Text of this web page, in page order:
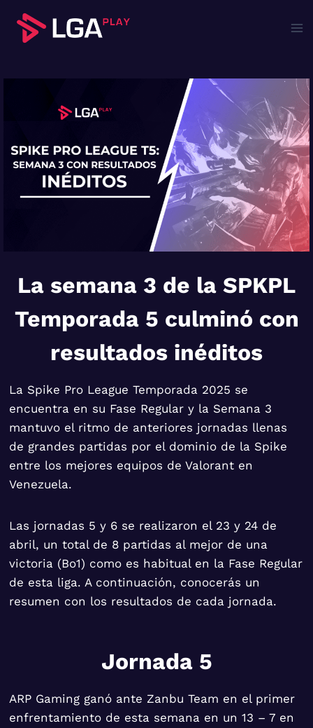
contenido
La semana 3 de la SPKPL
Temporada 5 culminó con
resultados inéditos
La Spike Pro League Temporada 2025 se
encuentra en su Fase Regular y la Semana 3
mantuvo el ritmo de anteriores jornadas llenas
de grandes partidas por el dominio de la Spike
entre los mejores equipos de Valorant en
Venezuela.
Las jornadas 5 y 6 se realizaron el 23 y 24 de
abril, un total de 8 partidas al mejor de una
victoria (Bo1) como es habitual en la Fase Regular
de esta liga. A continuación, conocerás un
resumen con los resultados de cada jornada.
Jornada 5
ARP Gaming ganó ante Zanbu Team en el primer
enfrentamiento de esta semana en un 13 – 7 en